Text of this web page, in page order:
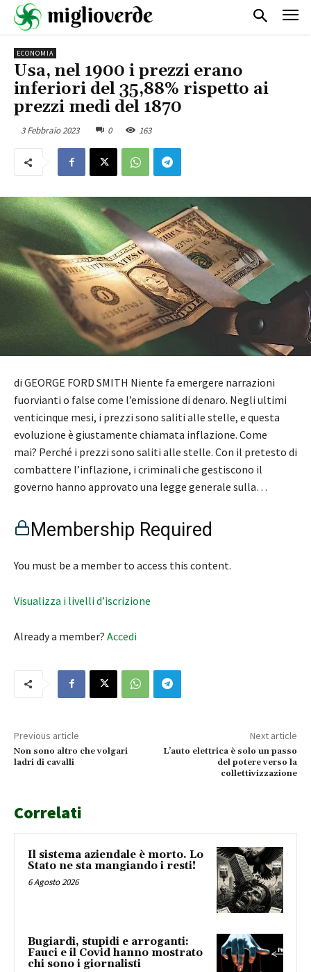
ECONOMIA
Usa, nel 1900 i prezzi erano
inferiori del 35,88% rispetto ai
prezzi medi del 1870
3 Febbraio 2023 0 163
di GEORGE FORD SMITH Niente fa emergere narrazioni
fuorvianti o false come l’emissione di denaro. Negli ultimi
venticinque mesi, i prezzi sono saliti alle stelle, e questa
evoluzione è giustamente chiamata inflazione. Come
mai? Perché i prezzi sono saliti alle stelle. Con il pretesto di
combattere l’inflazione, i criminali che gestiscono il
governo hanno approvato una legge generale sulla…
Membership Required
You must be a member to access this content.
Visualizza i livelli d’iscrizione
Already a member? Accedi
Previous article
Non sono altro che volgari
ladri di cavalli
Next article
L’auto elettrica è solo un passo
del potere verso la
collettivizzazione
Correlati
Il sistema aziendale è morto. Lo
Stato ne sta mangiando i resti!
6 Agosto 2026
Bugiardi, stupidi e arroganti:
Fauci e il Covid hanno mostrato
chi sono i giornalisti